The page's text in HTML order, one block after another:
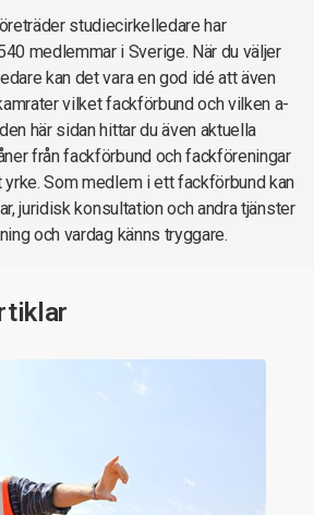
studiecirkelledare har
medlemmar i Sverige. När du väljer
kan det vara en god idé att även
vilket fackförbund och vilken a-
här sidan hittar du även aktuella
från fackförbund och fackföreningar
Som medlem i ett fackförbund kan
juridisk konsultation och andra tjänster
och vardag känns tryggare.